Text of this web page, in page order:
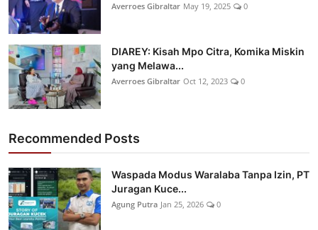
Averroes Gibraltar May 19, 2025 0
DIAREY: Kisah Mpo Citra, Komika Miskin
yang Melawa...
Averroes Gibraltar Oct 12, 2023 0
Recommended Posts
Waspada Modus Waralaba Tanpa Izin, PT
Juragan Kuce...
Agung Putra Jan 25, 2026 0